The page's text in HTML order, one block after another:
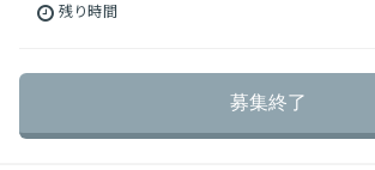
残り時間
募集終了